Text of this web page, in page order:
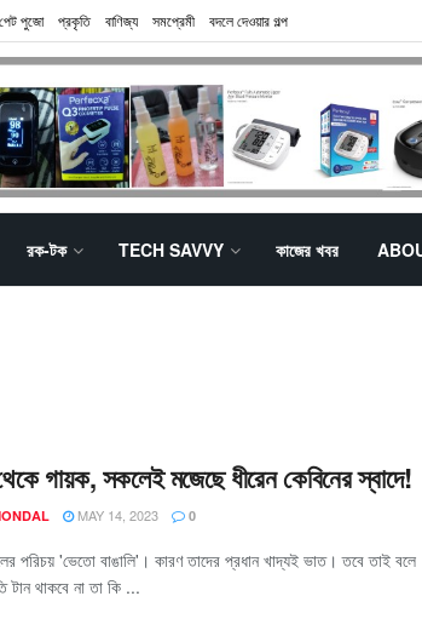
পেট পুজো প্রকৃতি বাণিজ্য সমপ্রেমী বদলে দেওয়ার গল্প
রক-টক TECH SAVVY কাজের খবর
গায়ক, সকলেই মজেছে ধীরেন কেবিনের স্বাদে!
MAY 14, 2023 0
পরিচয় 'ভেতো বাঙালি'। কারণ তাদের প্রধান খাদ্যই ভাত। তবে তাই বলে
টান থাকবে না তা কি ...